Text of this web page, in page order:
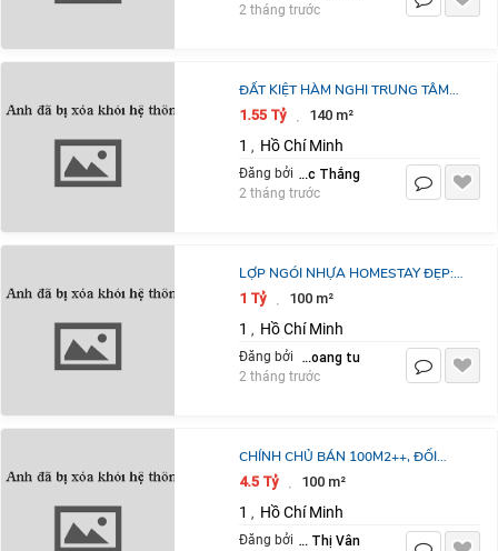
2 tháng trước
ĐẤT KIỆT HÀM NGHI TRUNG TÂM
PHƯỜNG NAM ĐÔNG HÀ, SÁT
TRƯỜNG TIỂU HỌC HÀM NGHI
1.55 Tỷ · 140 m²
1 , Hồ Chí Minh
Đăng bởi Ngô Đức Thắng
2 tháng trước
LỢP NGÓI NHỰA HOMESTAY ĐẸP:
TIẾT KIỆM 50–70%, BỀN 25 NĂM
1 Tỷ · 100 m²
1 , Hồ Chí Minh
Đăng bởi nguyen hoang tu
2 tháng trước
CHÍNH CHỦ BÁN 100M2++, ĐỐI
DIỆN TĐC BẮC PHÚ CÁT 100% THỔ
CƯ,MẶT TIỀN 6M, SÁT TRỤC CHÍNH
ĐƯỜNG
4.5 Tỷ · 100 m²
1 , Hồ Chí Minh
Đăng bởi Nguyễn Thị Vân